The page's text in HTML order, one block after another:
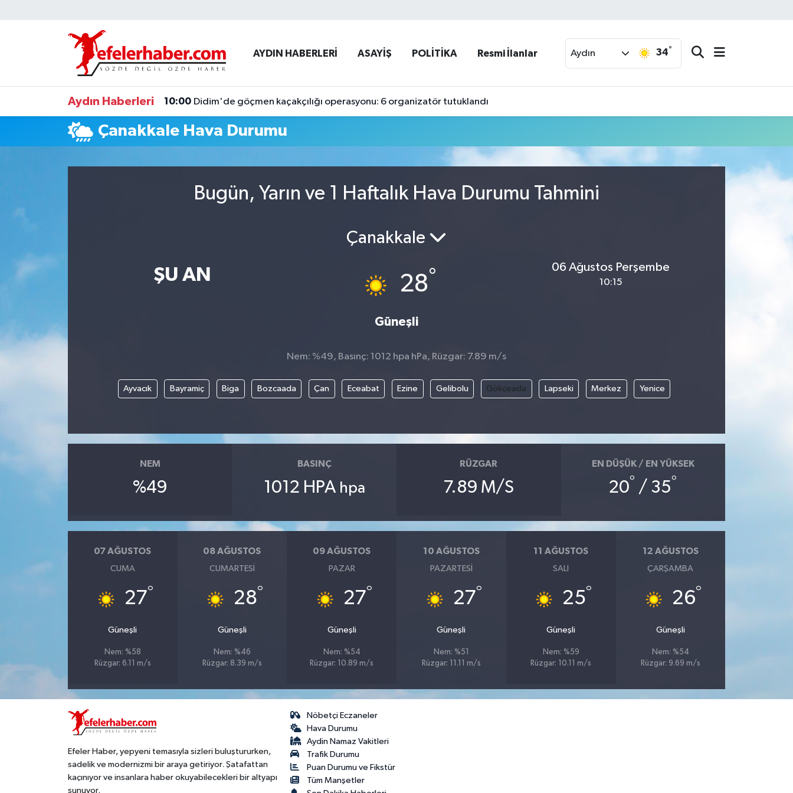
AYDIN HABERLERİ ASAYİŞ POLİTİKA Resmi İlanlar Aydın 34°
Aydın Haberleri 10:00 Didim'de göçmen kaçakçılığı operasyonu: 6 organizatör tutuklandı
Çanakkale Hava Durumu
Bugün, Yarın ve 1 Haftalık Hava Durumu Tahmini
ŞU AN
Çanakkale
28°
Güneşli
06 Ağustos Perşembe
10:15
Nem: %49, Basınç: 1012 hpa hPa, Rüzgar: 7.89 m/s
Ayvacık Bayramiç Biga Bozcaada Çan Eceabat Ezine Gelibolu Gökçeada Lapseki Merkez Yenice
NEM
%49
BASINÇ
1012 HPA hpa
RÜZGAR
7.89 M/S
EN DÜŞÜK / EN YÜKSEK
20° / 35°
07 AĞUSTOS
CUMA
27°
Güneşli
Nem: %58
Rüzgar: 6.11 m/s
08 AĞUSTOS
CUMARTESI
28°
Güneşli
Nem: %46
Rüzgar: 8.39 m/s
09 AĞUSTOS
PAZAR
27°
Güneşli
Nem: %54
Rüzgar: 10.89 m/s
10 AĞUSTOS
PAZARTESI
27°
Güneşli
Nem: %51
Rüzgar: 11.11 m/s
11 AĞUSTOS
SALI
25°
Güneşli
Nem: %59
Rüzgar: 10.11 m/s
12 AĞUSTOS
ÇARŞAMBA
26°
Güneşli
Nem: %54
Rüzgar: 9.69 m/s
Efeler Haber, yepyeni temasıyla sizleri buluştururken,
sadelik ve modernizmi bir araya getiriyor. Şatafattan
kaçınıyor ve insanlara haber okuyabilecekleri bir altyapı
sunuyor.
Nöbetçi Eczaneler
Hava Durumu
Aydin Namaz Vakitleri
Trafik Durumu
Puan Durumu ve Fikstür
Tüm Manşetler
Nöbetçi Eczaneler
Hava Durumu
Aydin Namaz Vakitleri
Trafik Durumu
Süper Lig Puan Durumu ve Fikstür
Haber Arşivi